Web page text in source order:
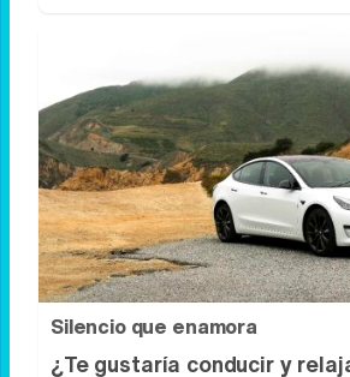
Todos lo haremos en 2026
Así será tu día a día en 2026